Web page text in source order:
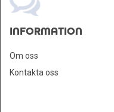
INFORMATION
Om oss
Kontakta oss